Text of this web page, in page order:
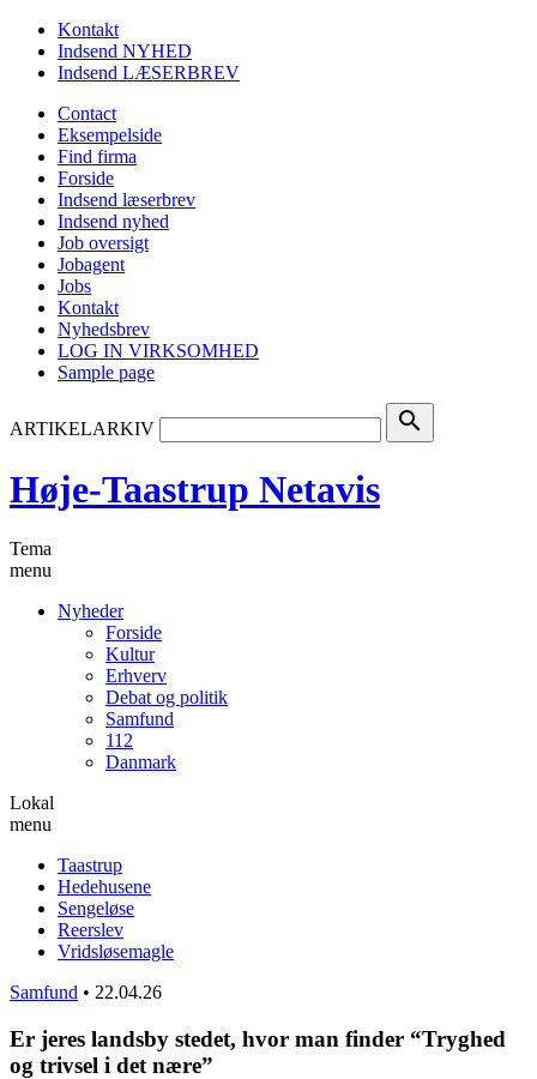
Kontakt
Indsend NYHED
Indsend LÆSERBREV
Contact
Eksempelside
Find firma
Forside
Indsend læserbrev
Indsend nyhed
Job oversigt
Jobagent
Jobs
Kontakt
Nyhedsbrev
LOG IN VIRKSOMHED
Sample page
ARTIKELARKIV search
Høje-Taastrup Netavis
Tema
menu
Nyheder
Forside
Kultur
Erhverv
Debat og politik
Samfund
112
Danmark
Lokal
menu
Taastrup
Hedehusene
Sengeløse
Reerslev
Vridsløsemagle
Samfund • 22.04.26
Er jeres landsby stedet, hvor man finder “Tryghed
og trivsel i det nære”